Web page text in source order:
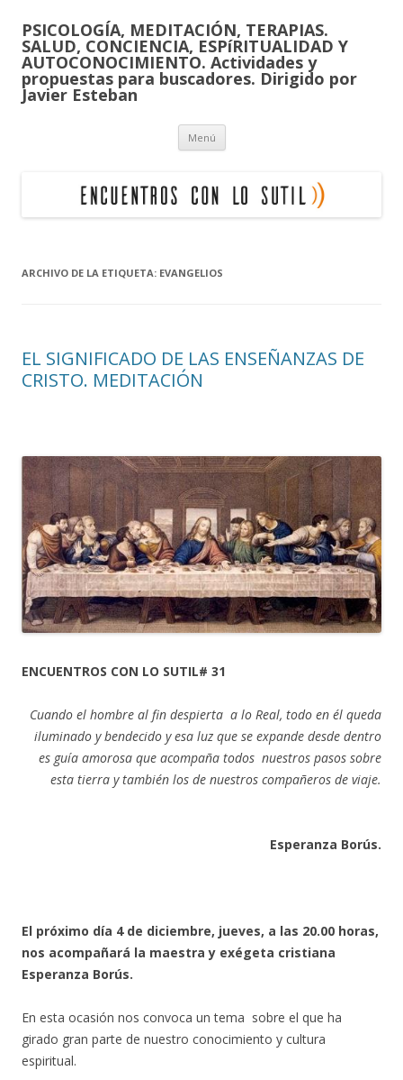
PSICOLOGÍA, MEDITACIÓN, TERAPIAS.
SALUD, CONCIENCIA, ESPíRITUALIDAD Y
AUTOCONOCIMIENTO. Actividades y
propuestas para buscadores. Dirigido por
Javier Esteban
Menú Saltar
contenido
ARCHIVO DE LA ETIQUETA: EVANGELIOS
EL SIGNIFICADO DE LAS ENSEÑANZAS DE
CRISTO. MEDITACIÓN
ENCUENTROS CON LO SUTIL# 31
Cuando el hombre al fin despierta a lo Real, todo en él queda
iluminado y bendecido y esa luz que se expande desde dentro
es guía amorosa que acompaña todos nuestros pasos sobre
esta tierra y también los de nuestros compañeros de viaje.
Esperanza Borús.
El próximo día 4 de diciembre, jueves, a las 20.00 horas,
nos acompañará la maestra y exégeta cristiana
Esperanza Borús.
En esta ocasión nos convoca un tema sobre el que ha
girado gran parte de nuestro conocimiento y cultura
espiritual.